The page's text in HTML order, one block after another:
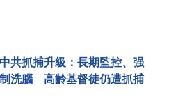
中共抓捕升級：長期監控、强
制洗腦 高齡基督徒仍遭抓捕